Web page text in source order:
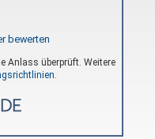
bewerten
Anlass überprüft. Weitere